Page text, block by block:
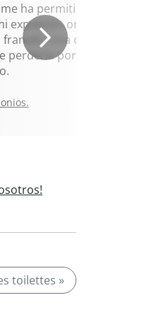
ha permitido
expresión oral y
Una cita
perdería por nada
toilettes »